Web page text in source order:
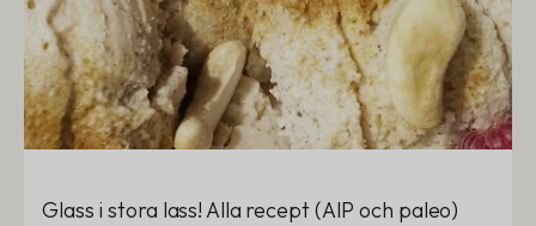
Glass i stora lass! Alla recept (AIP och paleo)